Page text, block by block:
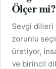
Ölçer mi?
Sevgi dilleri
zorunlu
üretiyor,
ve birincil